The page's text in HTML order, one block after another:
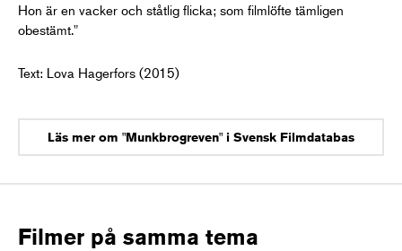
Hon är en vacker och ståtlig flicka; som filmlöfte tämligen
obestämt."
Text: Lova Hagerfors (2015)
Läs mer om "Munkbrogreven" i Svensk Filmdatabas
Filmer på samma tema